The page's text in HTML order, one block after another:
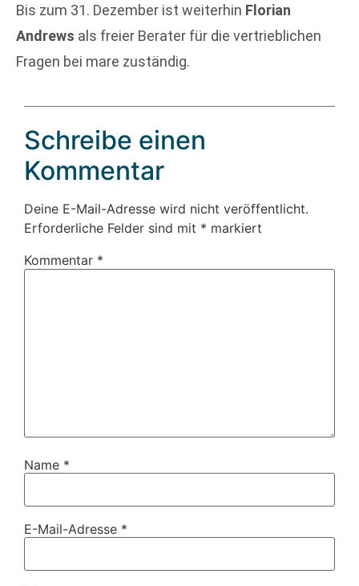
Bis zum 31. Dezember ist weiterhin Florian
Andrews als freier Berater für die vertrieblichen
Fragen bei mare zuständig.
Schreibe einen
Kommentar
Deine E-Mail-Adresse wird nicht veröffentlicht.
Erforderliche Felder sind mit * markiert
Kommentar *
Name *
E-Mail-Adresse *